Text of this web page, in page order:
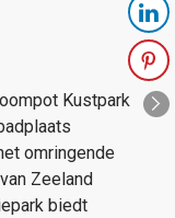
Kustpark
omringende
Zeeland
biedt